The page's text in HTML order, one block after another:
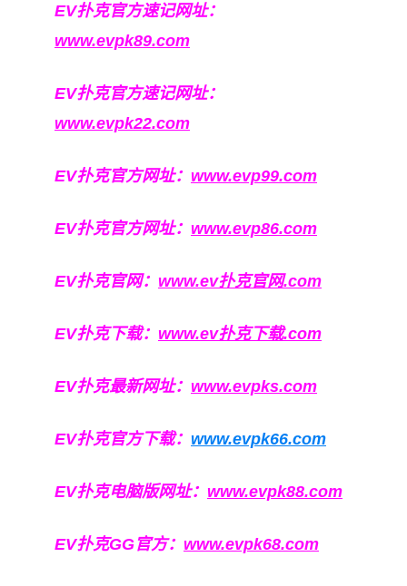
EV扑克官方速记网址：
www.evpk89.com
EV扑克官方速记网址：
www.evpk22.com
EV扑克官方网址： www.evp99.com
EV扑克官方网址： www.evp86.com
EV扑克官网： www.ev扑克官网.com
EV扑克下载： www.ev扑克下载.com
EV扑克最新网址： www.evpks.com
EV扑克官方下载： www.evpk66.com
EV扑克电脑版网址： www.evpk88.com
EV扑克GG官方： www.evpk68.com